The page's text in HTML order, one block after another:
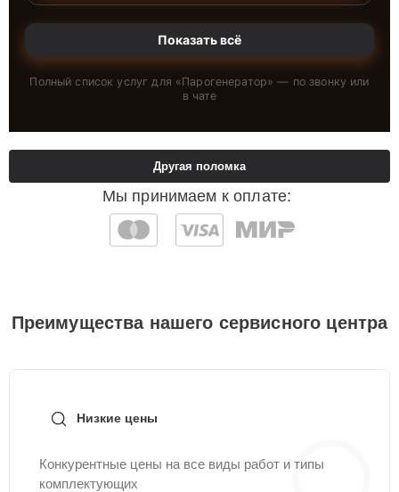
Показать всё
Полный список услуг для «Парогенератор» — по звонку или
в чате
Мы принимаем к оплате:
Другая поломка
Преимущества нашего сервисного центра
Низкие цены
Конкурентные цены на все виды работ и типы
комплектующих